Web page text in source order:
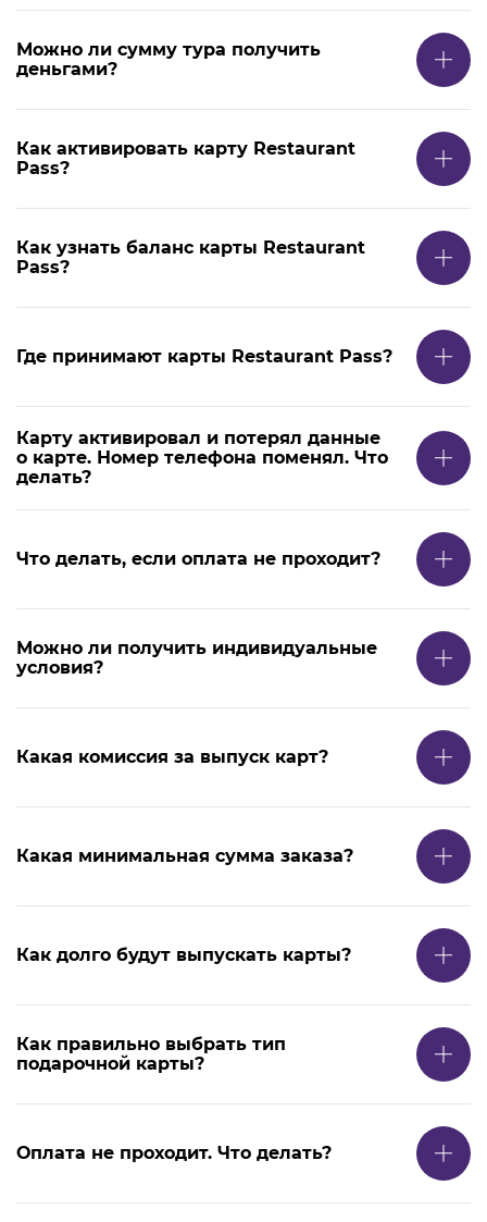
Можно ли сумму тура получить
деньгами?
Как активировать карту Restaurant
Pass?
Как узнать баланс карты Restaurant
Pass?
Где принимают карты Restaurant Pass?
Карту активировал и потерял данные
о карте. Номер телефона поменял. Что
делать?
Что делать, если оплата не проходит?
Можно ли получить индивидуальные
условия?
Какая комиссия за выпуск карт?
Какая минимальная сумма заказа?
Как долго будут выпускать карты?
Как правильно выбрать тип
подарочной карты?
Оплата не проходит. Что делать?